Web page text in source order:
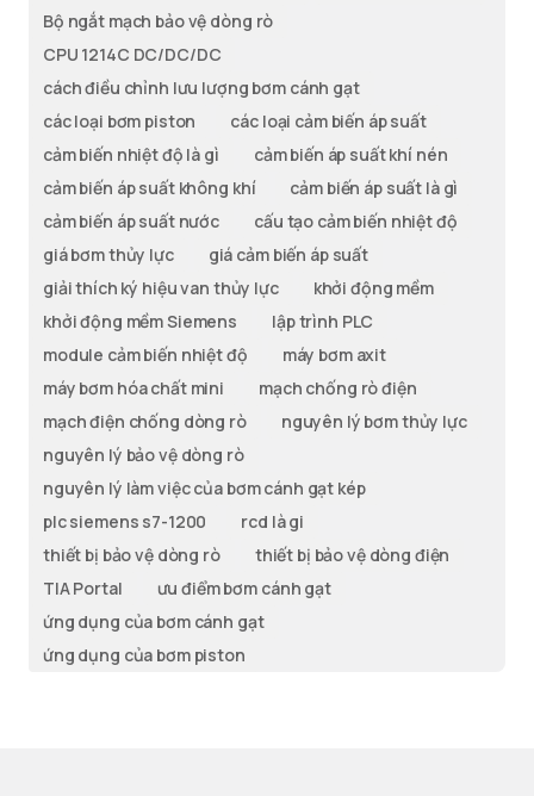
Bộ ngắt mạch bảo vệ dòng rò
CPU 1214C DC/DC/DC
cách điều chỉnh lưu lượng bơm cánh gạt
các loại bơm piston
các loại cảm biến áp suất
cảm biến nhiệt độ là gì
cảm biến áp suất khí nén
cảm biến áp suất không khí
cảm biến áp suất là gì
cảm biến áp suất nước
cấu tạo cảm biến nhiệt độ
giá bơm thủy lực
giá cảm biến áp suất
giải thích ký hiệu van thủy lực
khởi động mềm
khởi động mềm Siemens
lập trình PLC
module cảm biến nhiệt độ
máy bơm axit
máy bơm hóa chất mini
mạch chống rò điện
mạch điện chống dòng rò
nguyên lý bơm thủy lực
nguyên lý bảo vệ dòng rò
nguyên lý làm việc của bơm cánh gạt kép
plc siemens s7-1200
rcd là gi
thiết bị bảo vệ dòng rò
thiết bị bảo vệ dòng điện
TIA Portal
ưu điểm bơm cánh gạt
ứng dụng của bơm cánh gạt
ứng dụng của bơm piston